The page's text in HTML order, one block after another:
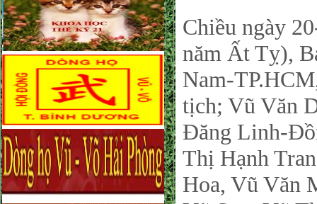
Chiều ngày
năm Ất Tỵ),
Nam-
tịch; Vũ Văn
Đăng Linh-
Thị Hạnh
Hoa, Vũ Văn